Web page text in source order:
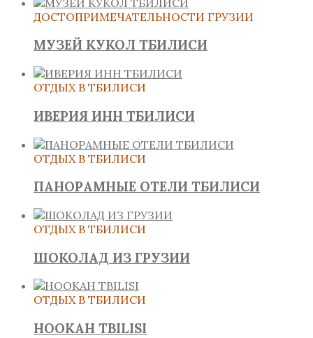
ДОСТОПРИМЕЧАТЕЛЬНОСТИ ГРУЗИИ
МУЗЕЙ КУКОЛ ТБИЛИСИ
ОТДЫХ В ТБИЛИСИ
ИВЕРИЯ ИНН ТБИЛИСИ
ОТДЫХ В ТБИЛИСИ
ПАНОРАМНЫЕ ОТЕЛИ ТБИЛИСИ
ОТДЫХ В ТБИЛИСИ
ШОКОЛАД ИЗ ГРУЗИИ
ОТДЫХ В ТБИЛИСИ
HOOKAH TBILISI